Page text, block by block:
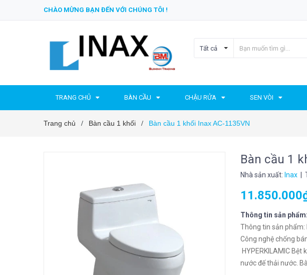
CHÀO MỪNG BẠN ĐẾN VỚI CHÚNG TÔI !
Tất cả
TRANG CHỦ BÀN CẦU CHẬU RỬA SEN VÒI
Trang chủ / Bàn cầu 1 khối / Bàn cầu 1 khối Inax AC-1135VN
Bàn cầu 1
Nhà sản xuất: Inax |
Thông tin sản phẩm:
Thông tin sản phẩm: Bàn cầu Inax công nghệ ECO-X Siêu tiết kiệm nước
Công nghệ chống
HYPERKILAMIC
nước đế thải nước.